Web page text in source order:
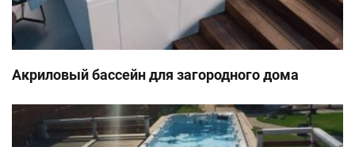
Акриловый бассейн для загородного дома